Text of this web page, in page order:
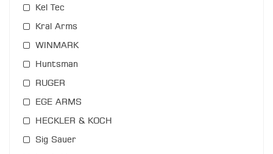
Kel Tec
Kral Arms
WINMARK
Huntsman
RUGER
EGE ARMS
HECKLER & KOCH
Sig Sauer